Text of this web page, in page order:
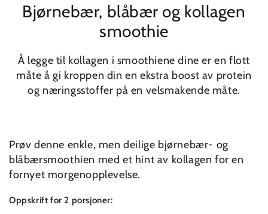
Bjørnebær, blåbær og kollagen
smoothie
Å legge til kollagen i smoothiene dine er en flott
måte å gi kroppen din en ekstra boost av protein
og næringsstoffer på en velsmakende måte.
Prøv denne enkle, men deilige bjørnebær- og
blåbærsmoothien med et hint av kollagen for en
fornyet morgenopplevelse.⁠
Oppskrift for 2 porsjoner:⁠